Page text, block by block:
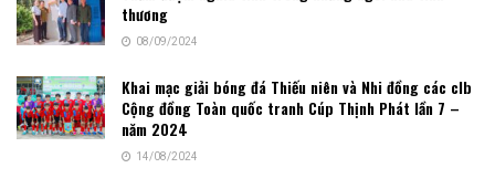
thương
08/09/2024
Khai mạc giải bóng đá Thiếu niên và Nhi đồng các clb
Cộng đồng Toàn quốc tranh Cúp Thịnh Phát lần 7 –
năm 2024
14/08/2024